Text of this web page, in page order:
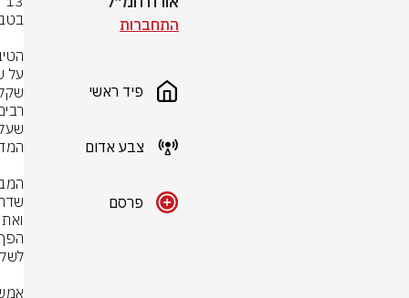
התחברות
פיד ראשי
צבע אדום
פרסם